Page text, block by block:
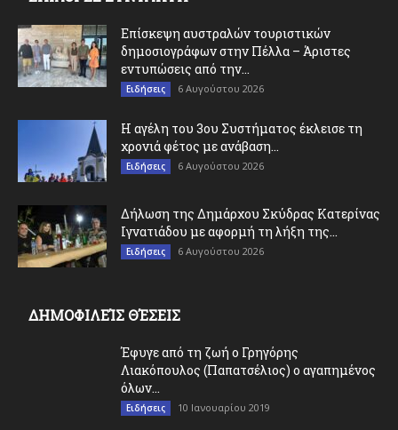
Επίσκεψη αυστραλών τουριστικών
δημοσιογράφων στην Πέλλα – Άριστες
εντυπώσεις από την...
Ειδήσεις 6 Αυγούστου 2026
Η αγέλη του 3ου Συστήματος έκλεισε τη
χρονιά φέτος με ανάβαση...
Ειδήσεις 6 Αυγούστου 2026
Δήλωση της Δημάρχου Σκύδρας Κατερίνας
Ιγνατιάδου με αφορμή τη λήξη της...
Ειδήσεις 6 Αυγούστου 2026
ΔΗΜΟΦΙΛΕΊΣ ΘΈΣΕΙΣ
Έφυγε από τη ζωή ο Γρηγόρης
Λιακόπουλος (Παπατσέλιος) ο αγαπημένος
όλων...
Ειδήσεις 10 Ιανουαρίου 2019